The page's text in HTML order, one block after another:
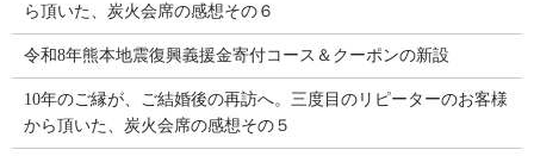
ら頂いた、炭火会席の感想その６
令和8年熊本地震復興義援金寄付コース＆クーポンの新設
10年のご縁が、ご結婚後の再訪へ。三度目のリピーターのお客様
から頂いた、炭火会席の感想その５